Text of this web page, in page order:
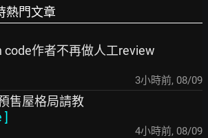
熱門文章
code作者不再做人工review
3小時前, 08/09
售屋格局請教
]
4小時前, 08/09